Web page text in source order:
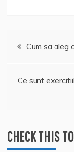
Navigare
Cum sa aleg
Ce sunt
CHECK THIS